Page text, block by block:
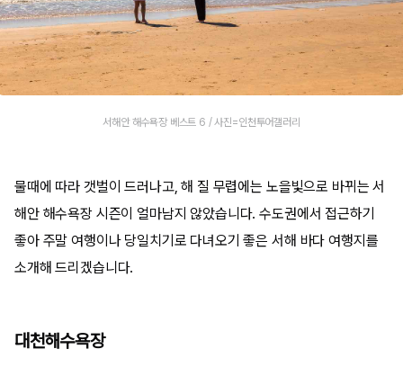
서해안 해수욕장 베스트 6 / 사진=인천투어갤러리
물때에 따라 갯벌이 드러나고, 해 질 무렵에는 노을빛으로 바뀌는 서
해안 해수욕장 시즌이 얼마남지 않았습니다. 수도권에서 접근하기
좋아 주말 여행이나 당일치기로 다녀오기 좋은 서해 바다 여행지를
소개해 드리겠습니다.
대천해수욕장